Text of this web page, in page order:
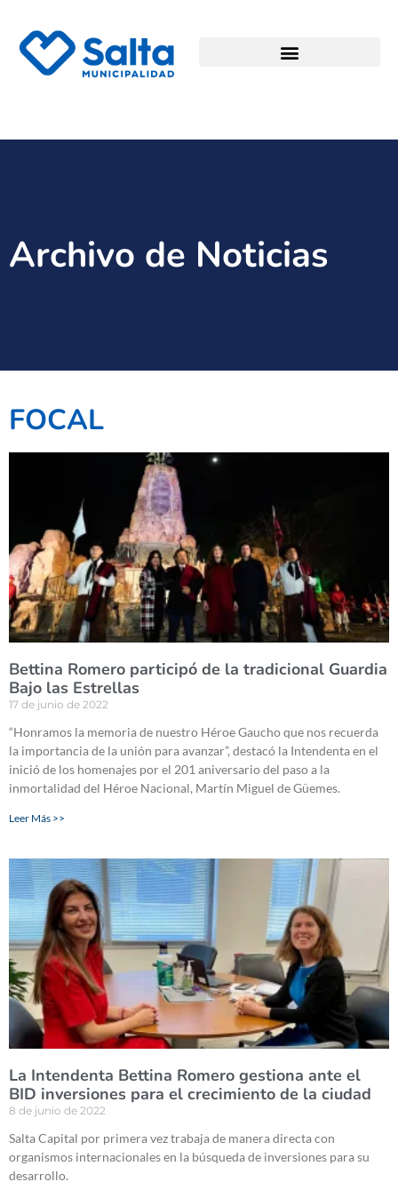
Archivo de Noticias
FOCAL
Bettina Romero participó de la tradicional Guardia
Bajo las Estrellas
17 de junio de 2022
“Honramos la memoria de nuestro Héroe Gaucho que nos recuerda
la importancia de la unión para avanzar”, destacó la Intendenta en el
inició de los homenajes por el 201 aniversario del paso a la
inmortalidad del Héroe Nacional, Martín Miguel de Güemes.
Leer Más >>
La Intendenta Bettina Romero gestiona ante el
BID inversiones para el crecimiento de la ciudad
8 de junio de 2022
Salta Capital por primera vez trabaja de manera directa con
organismos internacionales en la búsqueda de inversiones para su
desarrollo.